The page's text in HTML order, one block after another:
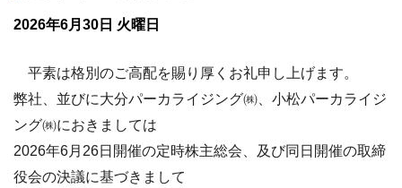
2026年6月30日 火曜日
平素は格別のご高配を賜り厚くお礼申し上げます。
弊社、並びに大分パーカライジング㈱、小松パーカライジ
ング㈱におきましては
2026年6月26日開催の定時株主総会、及び同日開催の取締
役会の決議に基づきまして